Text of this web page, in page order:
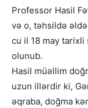
Professor Hasil
və o, təhsildə
cu il 18 may tarixli
olunub.
Hasil müəllim
uzun illərdir ki,
əqraba, doğma